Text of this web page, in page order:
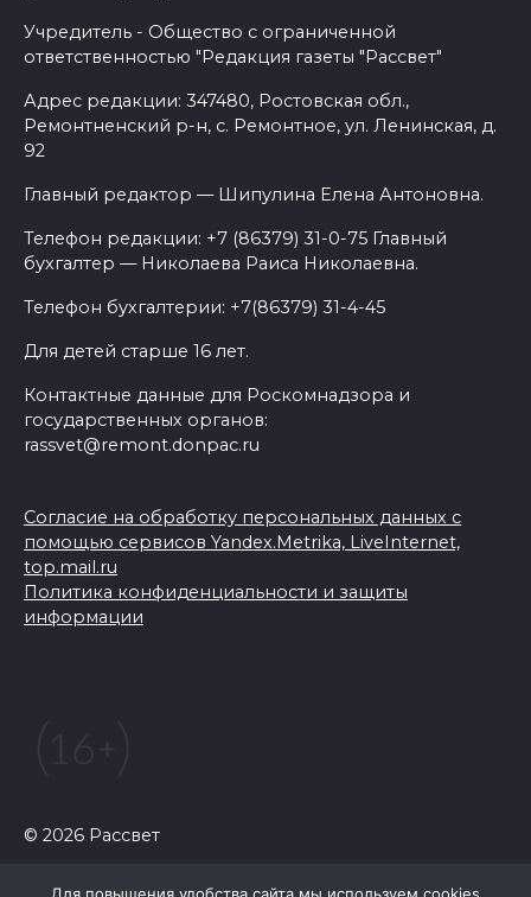
Учредитель - Общество с ограниченной
ответственностью "Редакция газеты "Рассвет"
Адрес редакции: 347480, Ростовская обл.,
Ремонтненский р-н, с. Ремонтное, ул. Ленинская, д.
92
Главный редактор — Шипулина Елена Антоновна.
Телефон редакции: +7 (86379) 31-0-75 Главный
бухгалтер — Николаева Раиса Николаевна.
Телефон бухгалтерии: +7(86379) 31-4-45
Для детей старше 16 лет.
Контактные данные для Роскомнадзора и
государственных органов:
rassvet@remont.donpac.ru
Согласие на обработку персональных данных с
помощью сервисов Yandex.Metrika, LiveInternet,
top.mail.ru
Политика конфиденциальности и защиты
информации
© 2026 Рассвет